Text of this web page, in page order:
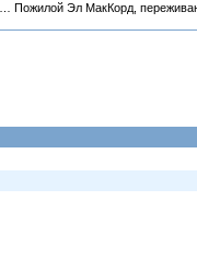
Пожилой Эл МакКорд,